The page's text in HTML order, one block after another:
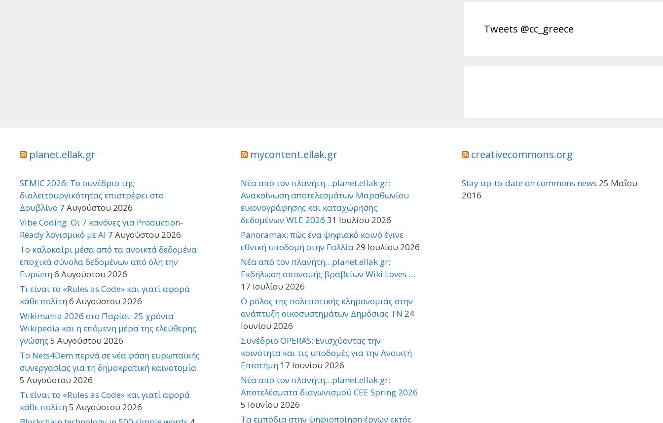
Tweets @cc_greece
planet.ellak.gr
SEMIC 2026: Το συνέδριο της
διαλειτουργικότητας επιστρέφει στο
Δουβλίνο 7 Αυγούστου 2026
Vibe Coding: Οι 7 κανόνες για Production-
Ready λογισμικό με AI 7 Αυγούστου 2026
Το καλοκαίρι μέσα από τα ανοικτά δεδομένα:
εποχικά σύνολα δεδομένων από όλη την
Ευρώπη6 Αυγούστου 2026
Τι είναι το «Rules as Code» και γιατί αφορά
κάθε πολίτη6 Αυγούστου 2026
Wikimania 2026 στο Παρίσι: 25 χρόνια
Wikipedia και η επόμενη μέρα της ελεύθερης
γνώσης 5 Αυγούστου 2026
Το Nets4Dem περνά σε νέα φάση ευρωπαϊκής
συνεργασίας για τη δημοκρατική καινοτομία
5 Αυγούστου 2026
Τι είναι το «Rules as Code» και γιατί αφορά
κάθε πολίτη5 Αυγούστου 2026
mycontent.ellak.gr
Νέα από τον πλανήτη…planet.ellak.gr:
Ανακοίνωση αποτελεσμάτων Μαραθωνίου
εικονογράφησης και καταχώρησης
δεδομένων WLE 2026 31 Ιουλίου 2026
Panoramax: πώς ένα ψηφιακό κοινό έγινε
εθνική υποδομή στην Γαλλία 29 Ιουλίου 2026
Νέα από τον πλανήτη…planet.ellak.gr:
Εκδήλωση απονομής βραβείων Wiki Loves …
17 Ιουλίου 2026
Ο ρόλος της πολιτιστικής κληρονομιάς στην
ανάπτυξη οικοσυστημάτων Δημόσιας TN 24
Ιουνίου 2026
Συνέδριο OPERAS: Ενισχύοντας την
κοινότητα και τις υποδομές για την Ανοικτή
Επιστήμη 17 Ιουνίου 2026
Νέα από τον πλανήτη…planet.ellak.gr:
Αποτελέσματα διαγωνισμού CEE Spring 2026
5 Ιουνίου 2026
Τα εμπόδια στην ψηφιοποίηση έργων εκτός
creativecommons.org
Stay up-to-date on commons news 25 Μαΐου
2016